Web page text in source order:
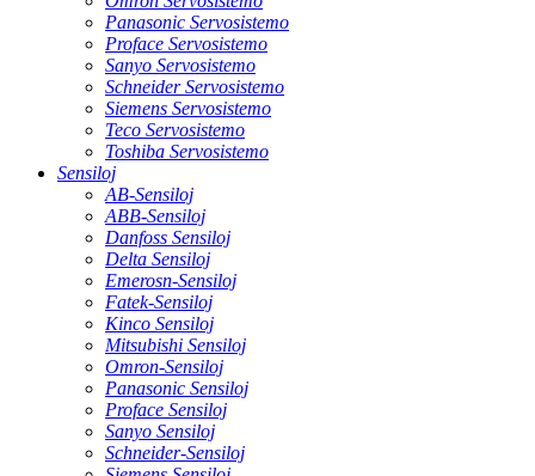
Panasonic Servosistemo
Proface Servosistemo
Sanyo Servosistemo
Schneider Servosistemo
Siemens Servosistemo
Teco Servosistemo
Toshiba Servosistemo
Sensiloj
AB-Sensiloj
ABB-Sensiloj
Danfoss Sensiloj
Delta Sensiloj
Emerosn-Sensiloj
Fatek-Sensiloj
Kinco Sensiloj
Mitsubishi Sensiloj
Omron-Sensiloj
Panasonic Sensiloj
Proface Sensiloj
Sanyo Sensiloj
Schneider-Sensiloj